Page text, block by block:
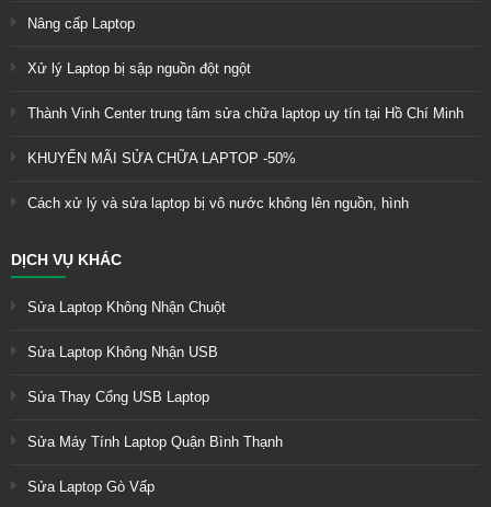
Nâng cấp Laptop
Xử lý Laptop bị sập nguồn đột ngột
Thành Vinh Center trung tâm sửa chữa laptop uy tín tại Hồ Chí Minh
KHUYẾN MÃI SỬA CHỮA LAPTOP -50%
Cách xử lý và sửa laptop bị vô nước không lên nguồn, hình
DỊCH VỤ KHÁC
Sửa Laptop Không Nhận Chuột
Sửa Laptop Không Nhận USB
Sửa Thay Cổng USB Laptop
Sửa Máy Tính Laptop Quận Bình Thạnh
Sửa Laptop Gò Vấp